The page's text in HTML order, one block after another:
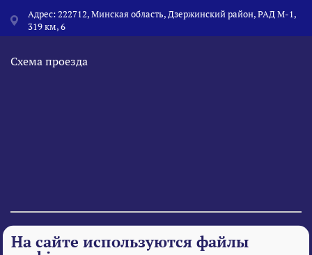
Адрес: 222712, Минская область, Дзержинский район, РАД М-1,
319 км, 6
Схема проезда
© 1995 - 2026 «Веста» Все права защищены.
На сайте используются файлы